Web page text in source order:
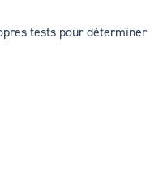
tests pour déterminer